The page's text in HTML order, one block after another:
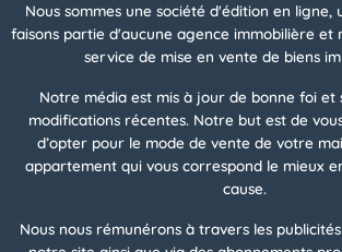
Nous sommes une société d'édition en ligne,
faisons partie d'aucune agence immobilière et
service de mise en vente de biens
Notre média est mis à jour de bonne foi et
modifications récentes. Notre but est de
d’opter pour le mode de vente de votre
appartement qui vous correspond le mieux
cause.
Nous nous rémunérons à travers les